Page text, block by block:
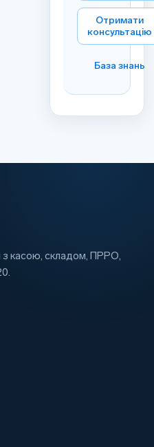
Отримати
консультацію
База знань
з касою, складом, ПРРО,